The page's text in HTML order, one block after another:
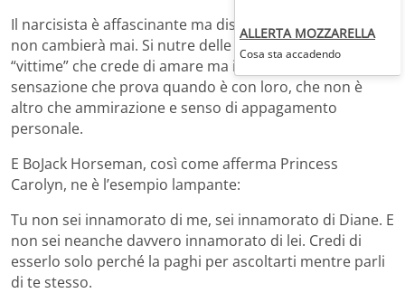
Il narcisista è affascinante ma distruttivo per chiunque e
non cambierà mai. Si nutre delle attenzioni delle sue
“vittime” che crede di amare ma in realtà ama solo la
sensazione che prova quando è con loro, che non è
altro che ammirazione e senso di appagamento
personale.
E BoJack Horseman, così come afferma Princess
Carolyn, ne è l’esempio lampante:
Tu non sei innamorato di me, sei innamorato di Diane. E
non sei neanche davvero innamorato di lei. Credi di
esserlo solo perché la paghi per ascoltarti mentre parli
di te stesso.
ALLERTA MOZZARELLA
Cosa sta accadendo